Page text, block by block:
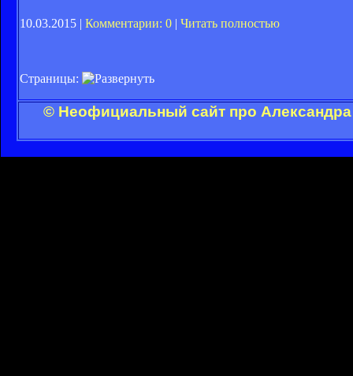
10.03.2015 | Комментарии: 0 | Читать полностью
Страницы:
© Неофициальный сайт про